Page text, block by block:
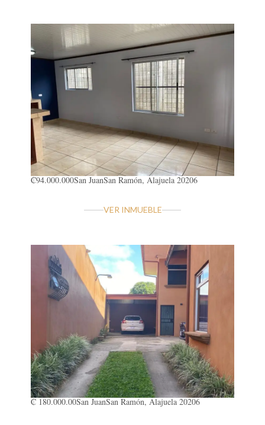
₡94.000.000San JuanSan Ramón, Alajuela 20206
VER INMUEBLE
₡ 180.000.00San JuanSan Ramón, Alajuela 20206